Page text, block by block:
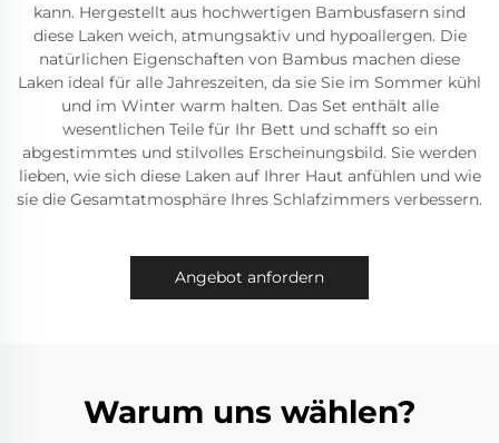
kann. Hergestellt aus hochwertigen Bambusfasern sind
diese Laken weich, atmungsaktiv und hypoallergen. Die
natürlichen Eigenschaften von Bambus machen diese
Laken ideal für alle Jahreszeiten, da sie Sie im Sommer kühl
und im Winter warm halten. Das Set enthält alle
wesentlichen Teile für Ihr Bett und schafft so ein
abgestimmtes und stilvolles Erscheinungsbild. Sie werden
lieben, wie sich diese Laken auf Ihrer Haut anfühlen und wie
sie die Gesamtatmosphäre Ihres Schlafzimmers verbessern.
Angebot anfordern
Warum uns wählen?